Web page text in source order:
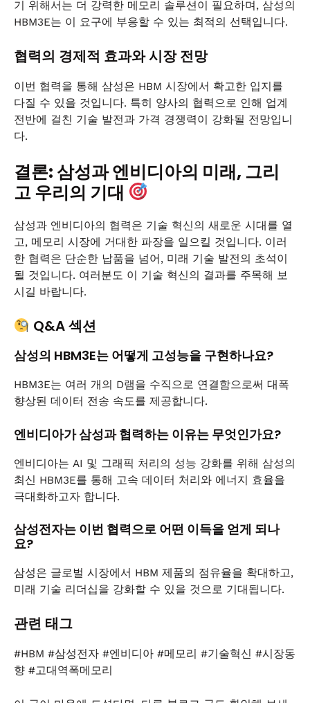
기 위해서는 더 강력한 메모리 솔루션이 필요하며, 삼성의
HBM3E는 이 요구에 부응할 수 있는 최적의 선택입니다.
협력의 경제적 효과와 시장 전망
이번 협력을 통해 삼성은 HBM 시장에서 확고한 입지를
다질 수 있을 것입니다. 특히 양사의 협력으로 인해 업계
전반에 걸친 기술 발전과 가격 경쟁력이 강화될 전망입니
다.
결론: 삼성과 엔비디아의 미래, 그리
고 우리의 기대
삼성과 엔비디아의 협력은 기술 혁신의 새로운 시대를 열
고, 메모리 시장에 거대한 파장을 일으킬 것입니다. 이러
한 협력은 단순한 납품을 넘어, 미래 기술 발전의 초석이
될 것입니다. 여러분도 이 기술 혁신의 결과를 주목해 보
시길 바랍니다.
Q&A 섹션
삼성의 HBM3E는 어떻게 고성능을 구현하나요?
HBM3E는 여러 개의 D램을 수직으로 연결함으로써 대폭
향상된 데이터 전송 속도를 제공합니다.
엔비디아가 삼성과 협력하는 이유는 무엇인가요?
엔비디아는 AI 및 그래픽 처리의 성능 강화를 위해 삼성의
최신 HBM3E를 통해 고속 데이터 처리와 에너지 효율을
극대화하고자 합니다.
삼성전자는 이번 협력으로 어떤 이득을 얻게 되나
요?
삼성은 글로벌 시장에서 HBM 제품의 점유율을 확대하고,
미래 기술 리더십을 강화할 수 있을 것으로 기대됩니다.
관련 태그
#HBM #삼성전자 #엔비디아 #메모리 #기술혁신 #시장동
향 #고대역폭메모리